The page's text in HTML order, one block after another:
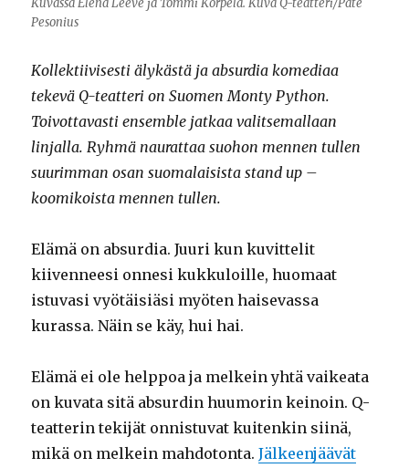
Kuvassa Elena Leeve ja Tommi Korpela. Kuva Q-teatteri/Pate
Pesonius
Kollektiivisesti älykästä ja absurdia komediaa
tekevä Q-teatteri on Suomen Monty Python.
Toivottavasti ensemble jatkaa valitsemallaan
linjalla. Ryhmä naurattaa suohon mennen tullen
suurimman osan suomalaisista stand up –
koomikoista mennen tullen.
Elämä on absurdia. Juuri kun kuvittelit
kiivenneesi onnesi kukkuloille, huomaat
istuvasi vyötäisiäsi myöten haisevassa
kurassa. Näin se käy, hui hai.
Elämä ei ole helppoa ja melkein yhtä vaikeata
on kuvata sitä absurdin huumorin keinoin. Q-
teatterin tekijät onnistuvat kuitenkin siinä,
mikä on melkein mahdotonta.Jälkeenjäävät